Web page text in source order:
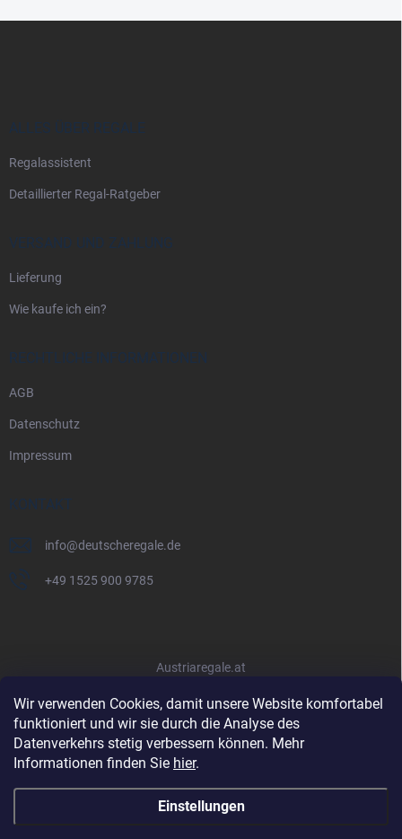
Wir verwenden Cookies, damit unsere Website komfortabel
funktioniert und wir sie durch die Analyse des
Datenverkehrs stetig verbessern können. Mehr
Informationen finden Sie hier.
Einstellungen
ALLES ÜBER REGALE
Regalassistent
Detaillierter Regal-Ratgeber
VERSAND UND ZAHLUNG
Lieferung
Wie kaufe ich ein?
RECHTLICHE INFORMATIONEN
AGB
Datenschutz
Impressum
KONTAKT
info@deutscheregale.de
+49 1525 900 9785
Austriaregale.at